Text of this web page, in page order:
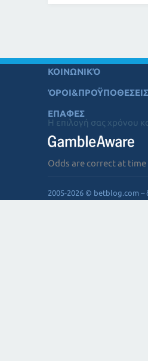
ΚΟΙΝΩΝΙΚΌ
ΌΡΟΙ&ΠΡΟΫΠΟΘΕΣΕΙΣ
ΕΠΑΦΕΣ
Η επιλογή σας χρόνου
Odds are correct at
2005-2026 © betblog.com –